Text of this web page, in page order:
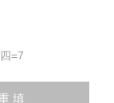
=7